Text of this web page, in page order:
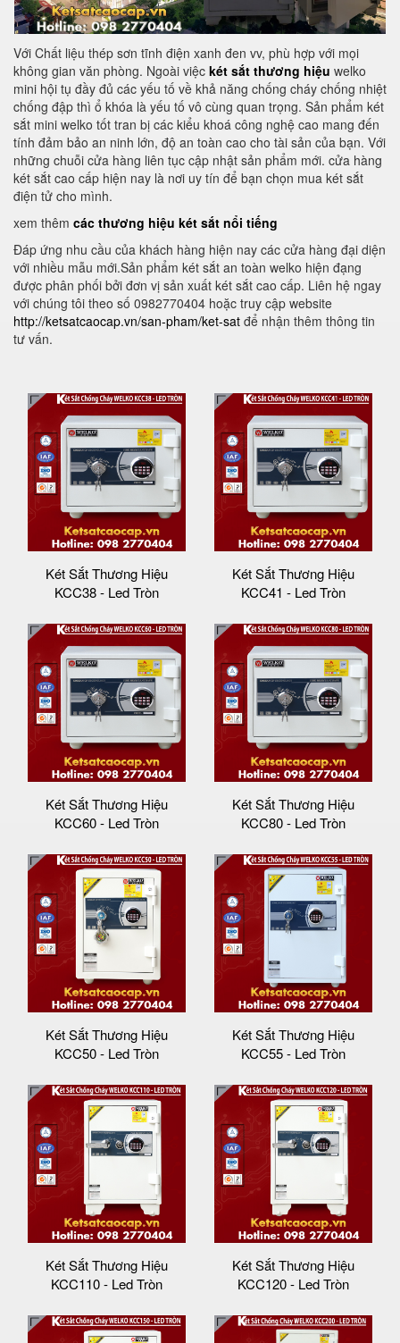
Với Chất liệu thép sơn tĩnh điện xanh đen vv, phù hợp với mọi
không gian văn phòng. Ngoài việc két sắt thương hiệu welko
mini hội tụ đầy đủ các yếu tố về khả năng chống cháy chống nhiệt
chống đập thì ổ khóa là yếu tố vô cùng quan trọng. Sản phẩm két
sắt mini welko tốt tran bị các kiểu khoá công nghệ cao mang đến
tính đảm bảo an ninh lớn, độ an toàn cao cho tài sản của bạn. Với
những chuỗi cửa hàng liên tục cập nhật sản phẩm mới. cửa hàng
két sắt cao cấp hiện nay là nơi uy tín để bạn chọn mua két sắt
điện tử cho mình.
xem thêm các thương hiệu két sắt nổi tiếng
Đáp ứng nhu cầu của khách hàng hiện nay các cửa hàng đại diện
với nhiều mẫu mới.Sản phẩm két sắt an toàn welko hiện đạng
được phân phối bởi đơn vị sản xuất két sắt cao cấp. Liên hệ ngay
với chúng tôi theo số 0982770404 hoặc truy cập website
http://ketsatcaocap.vn/san-pham/ket-sat để nhận thêm thông tin
tư vấn.
Két Sắt Thương Hiệu
KCC38 - Led Tròn
Két Sắt Thương Hiệu
KCC41 - Led Tròn
Két Sắt Thương Hiệu
KCC60 - Led Tròn
Két Sắt Thương Hiệu
KCC80 - Led Tròn
Két Sắt Thương Hiệu
KCC50 - Led Tròn
Két Sắt Thương Hiệu
KCC55 - Led Tròn
Két Sắt Thương Hiệu
KCC110 - Led Tròn
Két Sắt Thương Hiệu
KCC120 - Led Tròn